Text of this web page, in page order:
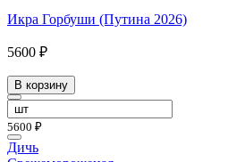
Икра Горбуши (Путина 2026)
5600 ₽
В корзину
5600 ₽
Дичь